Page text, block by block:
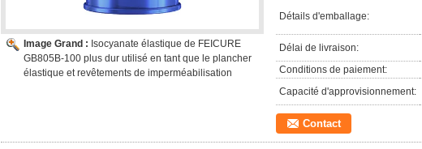
Image Grand : Isocyanate élastique de FEICURE
GB805B-100 plus dur utilisé en tant que le plancher
élastique et revêtements de imperméabilisation
Détails d'emballage:
Délai de livraison:
Conditions de paiement:
Capacité d'approvisionnement:
Contact